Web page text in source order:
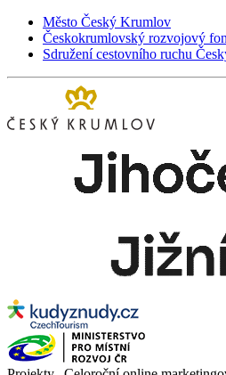
Město Český Krumlov
Českokrumlovský rozvojový
Sdružení cestovního ruchu